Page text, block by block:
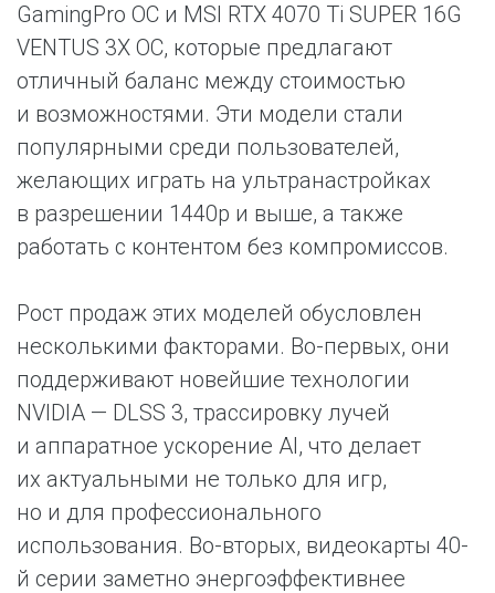
GamingPro OC и MSI RTX 4070 Ti SUPER 16G
VENTUS 3X OC, которые предлагают
отличный баланс между стоимостью
и возможностями. Эти модели стали
популярными среди пользователей,
желающих играть на ультранастройках
в разрешении 1440p и выше, а также
работать с контентом без компромиссов.
Рост продаж этих моделей обусловлен
несколькими факторами. Во-первых, они
поддерживают новейшие технологии
NVIDIA — DLSS 3, трассировку лучей
и аппаратное ускорение AI, что делает
их актуальными не только для игр,
но и для профессионального
использования. Во-вторых, видеокарты 40-
й серии заметно энергоэффективнее